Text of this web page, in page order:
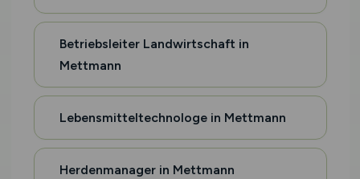
Betriebsleiter Landwirtschaft in
Mettmann
Lebensmitteltechnologe in Mettmann
Herdenmanager in Mettmann